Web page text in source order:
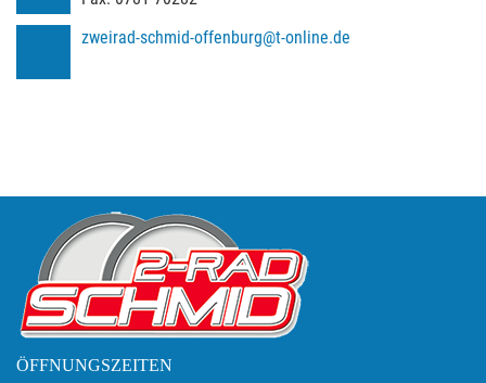
zweirad-schmid-offenburg@t-online.de
ÖFFNUNGSZEITEN